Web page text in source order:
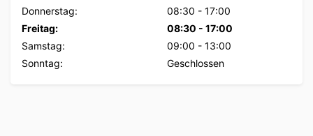
Donnerstag:
08:30 - 17:00
Freitag:
08:30 - 17:00
Samstag:
09:00 - 13:00
Sonntag:
Geschlossen